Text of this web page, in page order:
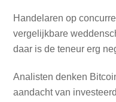
Handelaren op
vergelijkbare
daar is de teneur erg
Analisten denken
aandacht van